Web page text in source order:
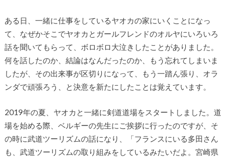
ある日、一緒に仕事をしているヤオカの家にいくことになっ
て、なぜかそこでヤオカとガールフレンドのオルヤにいろいろ
話を聞いてもらって、ボロボロ大泣きしたことがありました。
何を話したのか、結論はなんだったのか、もう忘れてしまいま
したが、その出来事が区切りになって、もう一踏ん張り、オラ
ンダで頑張ろう、と決意を新たにしたことは覚えています。
2019年の夏、ヤオカと一緒に剣道道場をスタートしました。道
場を始める際、ベルギーの先生にご挨拶に行ったのですが、そ
の時に武道ツーリズムの話になり、「フランスにいる多田さん
も、武道ツーリズムの取り組みをしているみたいだよ。宮崎県